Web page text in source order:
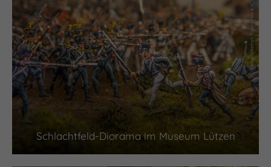
(c) Saale-Unstrut-Tourismus e.V., Falko Matte
Schlachtfeld-Diorama im Museum Lützen